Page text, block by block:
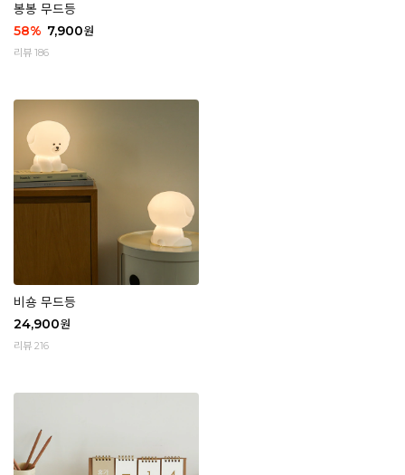
봉봉 무드등
58% 7,900원
리뷰 186
비숑 무드등
24,900원
리뷰 216